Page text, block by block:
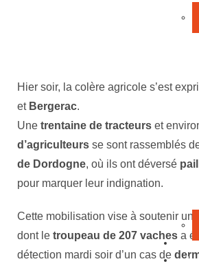
Hier soir, la colère agricole s’est
et Bergerac.
Une trentaine de tracteurs et
d’agriculteurs se sont rassemblés
de Dordogne, où ils ont déversé
pour marquer leur indignation.
Cette mobilisation vise à soutenir un
dont le troupeau de 207 vaches a
détection mardi soir d’un cas de